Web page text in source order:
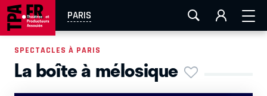
PARIS
AIX-MARSEILLE LA ROCHELLE
EN TOURNÉE
SPECTACLES À PARIS
La boîte à mélosique